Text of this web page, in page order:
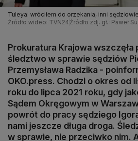
Tuleya: wróciłem do orzekania, inni
Źródło wideo: TVN24 Źródło zdj. gł.: Paweł
Prokuratura Krajowa wszczęła
śledztwo w sprawie sędziów
Przemysława Radzika -
OKO.press. Chodzi o okres od
roku do lipca 2021 roku, gdy
Sądem Okręgowym w
powrót do pracy sędziego
nami jeszcze długa droga.
w sprawie, nie przeciwko nim.